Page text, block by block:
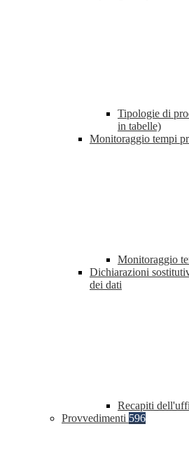
Tipologie di
in tabelle)
Monitoraggio tempi
Monitoraggio
Dichiarazioni
dei dati
Recapiti
Provvedimenti 596